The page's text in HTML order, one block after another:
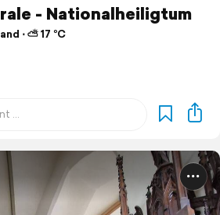
- Nationalheiligtum
⋅ ⛅ 17 °C